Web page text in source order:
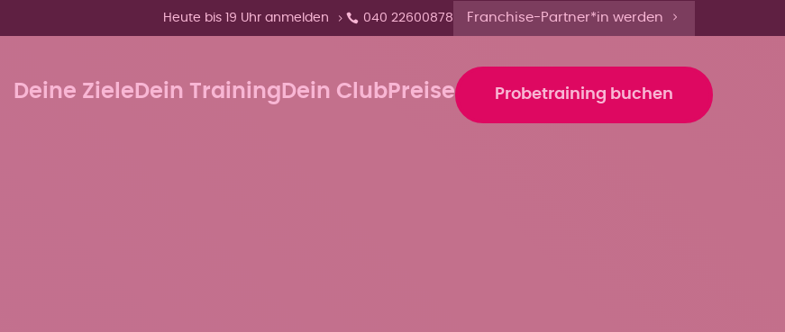
Heute bis 19 Uhr anmelden
Zeige Menü-Unterpunkte von 'Heute bis 19 Uhr anmelden'
040 22600878 Franchise-Partner*in werden
Deine Ziele Dein Training Dein Club Preise Probetraining buchen